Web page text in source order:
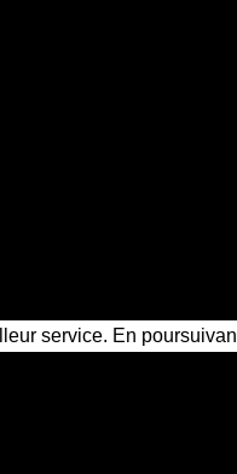
service. En